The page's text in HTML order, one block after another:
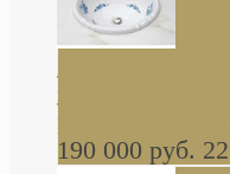
Decorated
встраиваемая
роза В НАЛИЧИИ
190 000 руб.